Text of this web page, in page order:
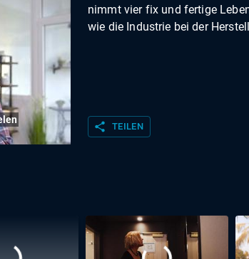
nimmt vier fix und fertige
wie die Industrie bei der
share TEILEN